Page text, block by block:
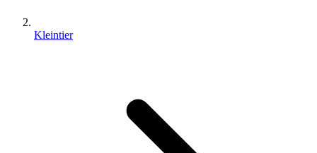
Kleintier